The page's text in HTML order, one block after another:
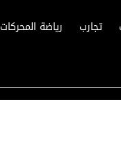
تجارب رياضة المحركات